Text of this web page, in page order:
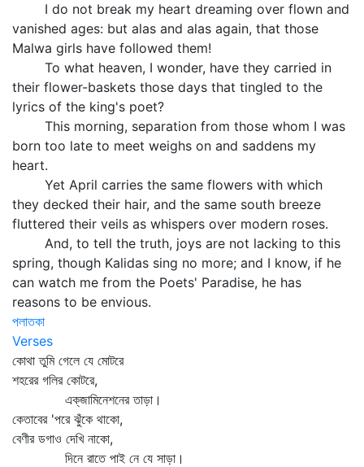
I do not break my heart dreaming over flown and
vanished ages: but alas and alas again, that those
Malwa girls have followed them!
To what heaven, I wonder, have they carried in
their flower-baskets those days that tingled to the
lyrics of the king's poet?
This morning, separation from those whom I was
born too late to meet weighs on and saddens my
heart.
Yet April carries the same flowers with which
they decked their hair, and the same south breeze
fluttered their veils as whispers over modern roses.
And, to tell the truth, joys are not lacking to this
spring, though Kalidas sing no more; and I know, if he
can watch me from the Poets' Paradise, he has
reasons to be envious.
পলাতকা
Verses
কোথা তুমি গেলে যে মোটরে
শহরের গলির কোটরে,
এক্‌জামিনেশনের তাড়া।
কেতাবের 'পরে ঝুঁকে থাকো,
বেণীর ডগাও দেখি নাকো,
দিনে রাতে পাই নে যে সাড়া।